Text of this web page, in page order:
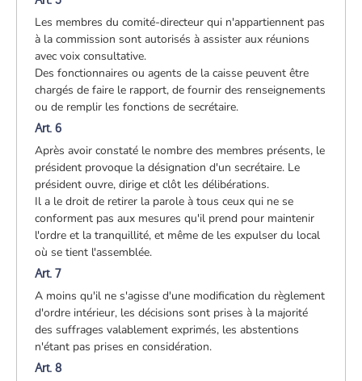
Les membres du comité-directeur qui n'appartiennent pas
à la commission sont autorisés à assister aux réunions
avec voix consultative.
Des fonctionnaires ou agents de la caisse peuvent être
chargés de faire le rapport, de fournir des renseignements
ou de remplir les fonctions de secrétaire.
Art. 6
Après avoir constaté le nombre des membres présents, le
président provoque la désignation d'un secrétaire. Le
président ouvre, dirige et clôt les délibérations.
Il a le droit de retirer la parole à tous ceux qui ne se
conforment pas aux mesures qu'il prend pour maintenir
l'ordre et la tranquillité, et même de les expulser du local
où se tient l'assemblée.
Art. 7
A moins qu'il ne s'agisse d'une modification du règlement
d'ordre intérieur, les décisions sont prises à la majorité
des suffrages valablement exprimés, les abstentions
n'étant pas prises en considération.
Art. 8